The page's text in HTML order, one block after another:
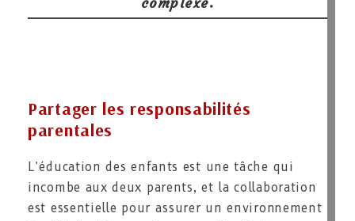
Partager les responsabilités
parentales
L’éducation des enfants est une tâche qui
incombe aux deux parents, et la collaboration
est essentielle pour assurer un environnement